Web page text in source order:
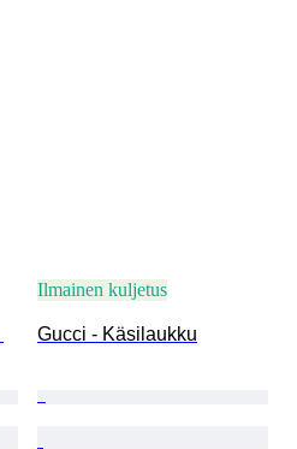
Ilmainen kuljetus
Gucci - Käsilaukku